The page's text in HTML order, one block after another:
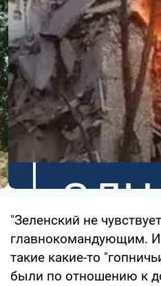
"Зеленский не
главнокомандующим. И
такие какие-то
были по отношению к